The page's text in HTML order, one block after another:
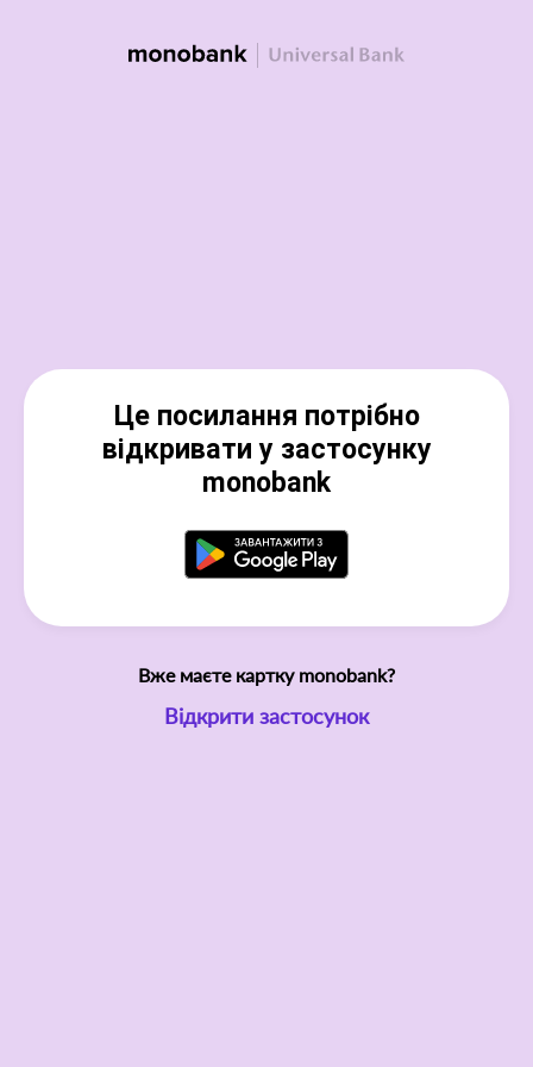
Це посилання потрібно
відкривати у застосунку
monobank
Вже маєте картку monobank?
Відкрити застосунок